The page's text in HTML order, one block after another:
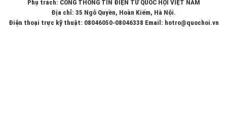
Phụ trách: CỔNG THÔNG TIN ĐIỆN TỬ QUỐC HỘI VIỆT NAM
Địa chỉ: 35 Ngô Quyền, Hoàn Kiếm, Hà Nội.
Điện thoại trực kỹ thuật: 08046050-08046338 Email: hotro@quochoi.vn